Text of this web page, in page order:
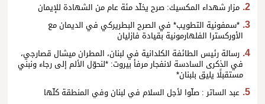
مزار شهداء المكسيك: صرح يخلّد مئة عام من الشهادة للإيمان
*سمفونية التطويب* في الصرح البطريركي في الديمان مع
الأوركسترا الفلهارمونية بقيادة فازليان
رسالة رئيس الطائفة الكلدانية في لبنان، المطران ميشال قصارجي،
في الذكرى السادسة لانفجار مرفأ بيروت: *لنحوّل الألم إلى رجاء ونبني
مستقبلًا يليق بلبنان*
عبد الساتر : صلّوا لأجل السلام في لبنان وفي المنطقة كلّها